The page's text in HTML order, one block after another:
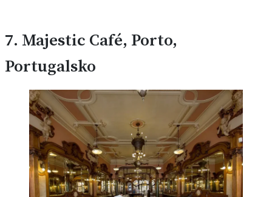
7. Majestic Café, Porto,
Portugalsko